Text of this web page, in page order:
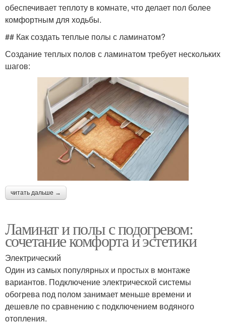
обеспечивает теплоту в комнате, что делает пол более
комфортным для ходьбы.
## Как создать теплые полы с ламинатом?
Создание теплых полов с ламинатом требует нескольких
шагов:
читать дальше →
Ламинат и полы с подогревом:
сочетание комфорта и эстетики
Электрический
Один из самых популярных и простых в монтаже
вариантов. Подключение электрической системы
обогрева под полом занимает меньше времени и
дешевле по сравнению с подключением водяного
отопления.